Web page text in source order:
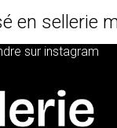
sur instagram
en sellerie